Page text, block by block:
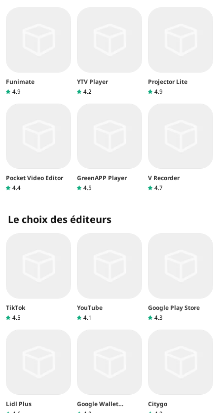
Funimate
4.9
YTV Player
4.2
Projector Lite
4.9
Pocket Video Editor
4.4
GreenAPP Player
4.5
V Recorder
4.7
Le choix des éditeurs
TikTok
4.5
YouTube
4.1
Google Play Store
4.3
Lidl Plus
Google Wallet
(Google Pay)
Citygo